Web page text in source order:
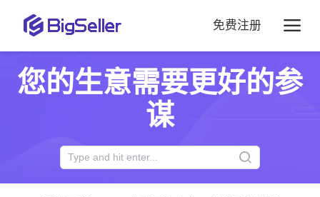
免费注册
您的生意需要更好的参
谋